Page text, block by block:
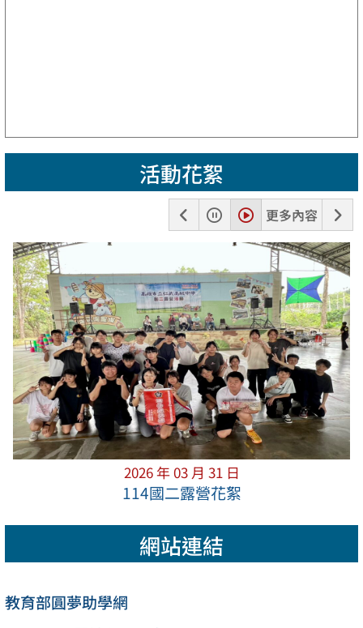
活動花絮
張
暫
停
播
放
更多內容
下
一
張
2026 年 03 月 31 日
114國二露營花絮
網站連結
教育部圓夢助學網